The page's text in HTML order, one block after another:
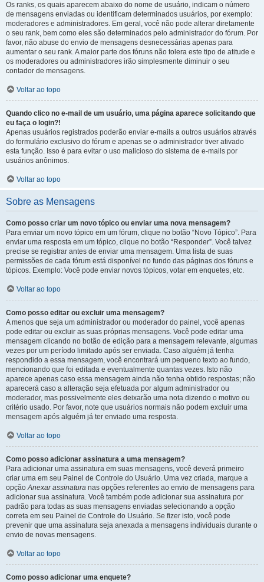
Os ranks, os quais aparecem abaixo do nome de usuário, indicam o número
de mensagens enviadas ou identificam determinados usuários, por exemplo:
moderadores e administradores. Em geral, você não pode alterar diretamente
o seu rank, bem como eles são determinados pelo administrador do fórum. Por
favor, não abuse do envio de mensagens desnecessárias apenas para
aumentar o seu rank. A maior parte dos fóruns não tolera este tipo de atitude e
os moderadores ou administradores irão simplesmente diminuir o seu
contador de mensagens.
Voltar ao topo
Quando clico no e-mail de um usuário, uma página aparece solicitando que
eu faça o login?!
Apenas usuários registrados poderão enviar e-mails a outros usuários através
do formulário exclusivo do fórum e apenas se o administrador tiver ativado
esta função. Isso é para evitar o uso malicioso do sistema de e-mails por
usuários anônimos.
Voltar ao topo
Sobre as Mensagens
Como posso criar um novo tópico ou enviar uma nova mensagem?
Para enviar um novo tópico em um fórum, clique no botão “Novo Tópico”. Para
enviar uma resposta em um tópico, clique no botão “Responder”. Você talvez
precise se registrar antes de enviar uma mensagem. Uma lista de suas
permissões de cada fórum está disponível no fundo das páginas dos fóruns e
tópicos. Exemplo: Você pode enviar novos tópicos, votar em enquetes, etc.
Voltar ao topo
Como posso editar ou excluir uma mensagem?
A menos que seja um administrador ou moderador do painel, você apenas
pode editar ou excluir as suas próprias mensagens. Você pode editar uma
mensagem clicando no botão de edição para a mensagem relevante, algumas
vezes por um período limitado após ser enviada. Caso alguém já tenha
respondido a essa mensagem, você encontrará um pequeno texto ao fundo,
mencionando que foi editada e eventualmente quantas vezes. Isto não
aparece apenas caso essa mensagem ainda não tenha obtido respostas; não
aparecerá caso a alteração seja efetuada por algum administrador ou
moderador, mas possivelmente eles deixarão uma nota dizendo o motivo ou
critério usado. Por favor, note que usuários normais não podem excluir uma
mensagem após alguém já ter enviado uma resposta.
Voltar ao topo
Como posso adicionar assinatura a uma mensagem?
Para adicionar uma assinatura em suas mensagens, você deverá primeiro
criar uma em seu Painel de Controle do Usuário. Uma vez criada, marque a
opçãoAnexar assinatura nas opções referentes ao envio de mensagens para
adicionar sua assinatura. Você também pode adicionar sua assinatura por
padrão para todas as suas mensagens enviadas selecionando a opção
correta em seu Painel de Controle do Usuário. Se fizer isto, você pode
prevenir que uma assinatura seja anexada a mensagens individuais durante o
envio de novas mensagens.
Voltar ao topo
Como posso adicionar uma enquete?